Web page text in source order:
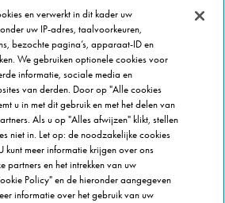
en verwerkt in dit kader uw
uw IP-adres, taalvoorkeuren,
bezochte pagina’s, apparaat-ID en
We gebruiken optionele cookies voor
informatie, sociale media en
van derden. Door op "Alle cookies
u in met dit gebruik en met het delen van
Als u op "Alles afwijzen" klikt, stellen
niet in. Let op: de noodzakelijke cookies
kunt meer informatie krijgen over ons
partners en het intrekken van uw
Policy" en de hieronder aangegeven
informatie over het gebruik van uw